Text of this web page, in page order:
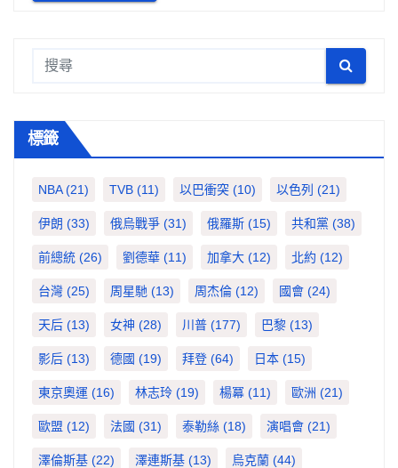
標籤
NBA(21) TVB (11) 以巴衝突 (10) 以色列 (21)
伊朗 (33) 俄烏戰爭 (31) 俄羅斯 (15) 共和黨 (38)
前總統 (26) 劉德華 (11) 加拿大 (12) 北約 (12)
台灣 (25) 周星馳 (13) 周杰倫 (12) 國會 (24)
天后 (13) 女神 (28) 川普 (177) 巴黎 (13)
影后 (13) 德國 (19) 拜登 (64) 日本 (15)
東京奧運 (16) 林志玲 (19) 楊冪 (11) 歐洲 (21)
歐盟 (12) 法國 (31) 泰勒絲 (18) 演唱會 (21)
澤倫斯基 (22) 澤連斯基 (13) 烏克蘭 (44)